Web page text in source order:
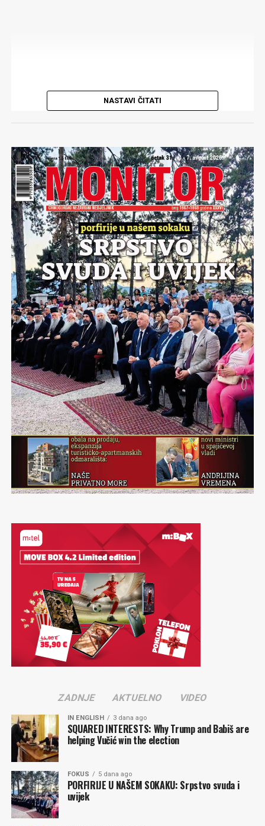
NASTAVI ČITATI
ZADNJE AKTUELNO VIDEO
IN ENGLISH 3 dana ago
SQUARED INTERESTS: Why Trump and Babiš are
helping Vučić win the election
FOKUS 5 dana ago
PORFIRIJE U NAŠEM SOKAKU: Srpstvo svuda i
uvijek